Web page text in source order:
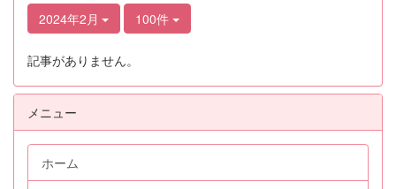
2024年2月 100件
記事がありません。
メニュー
ホーム